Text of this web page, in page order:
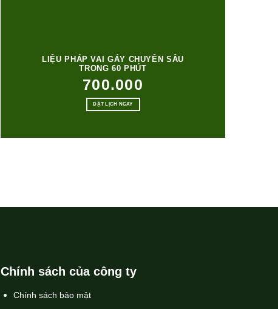
LIỆU PHÁP VAI GÁY CHUYÊN SÂU
TRONG 60 PHÚT
700.000
ĐẶT LỊCH NGAY
Chính sách của công ty
Chính sách bảo mật